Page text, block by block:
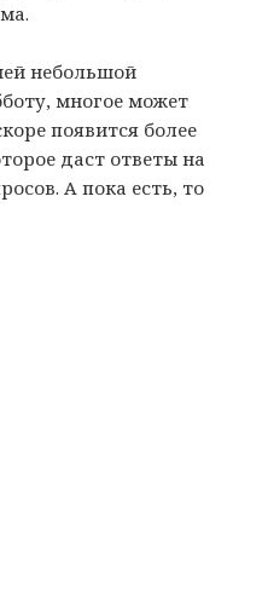
небольшой
многое может
появится более
даст ответы на
А пока есть, то